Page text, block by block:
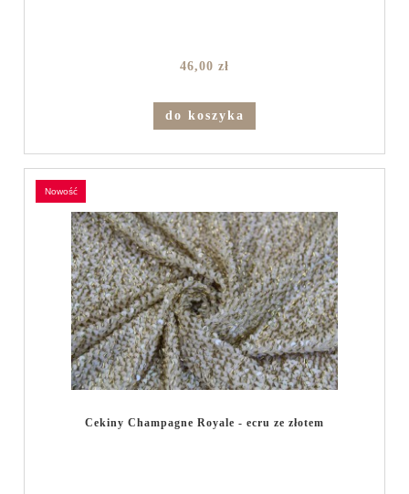
46,00 zł
do koszyka
Cekiny Champagne Royale - ecru ze złotem
nowość